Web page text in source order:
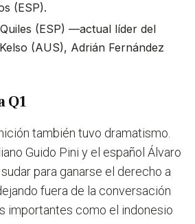
(ESP).
(ESP) —actual líder del
(AUS), Adrián Fernández
Q1
también tuvo dramatismo.
Guido Pini y el español Álvaro
para ganarse el derecho a
fuera de la conversación
importantes como el indonesio